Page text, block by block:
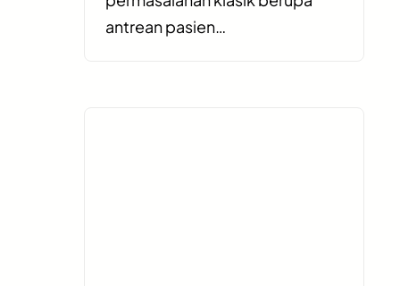
antrean pasien…